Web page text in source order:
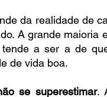
da realidade de
A grande maioria
a ser a de
de vida boa.
se superestimar.